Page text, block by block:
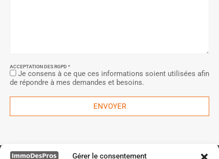
Gérer le consentement
ACCEPTATION DES RGPD *
Je consens à ce que ces informations soient utilisées afin
de répondre à mes demandes et besoins.
ENVOYER